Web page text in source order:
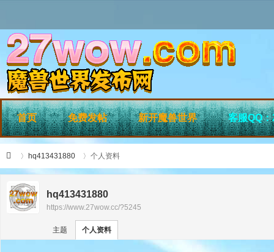
首页 免费发帖 新开魔兽世界 客服QQ
›
hq413431880
›
个人资料
hq413431880
https://www.27wow.cc/?5245
主题 个人资料